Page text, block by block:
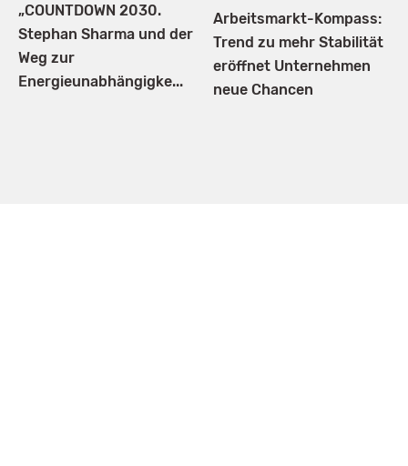
„COUNTDOWN 2030.
Stephan Sharma und der
Weg zur
Energieunabhängigke...
Arbeitsmarkt-Kompass:
Trend zu mehr Stabilität
eröffnet Unternehmen
neue Chancen